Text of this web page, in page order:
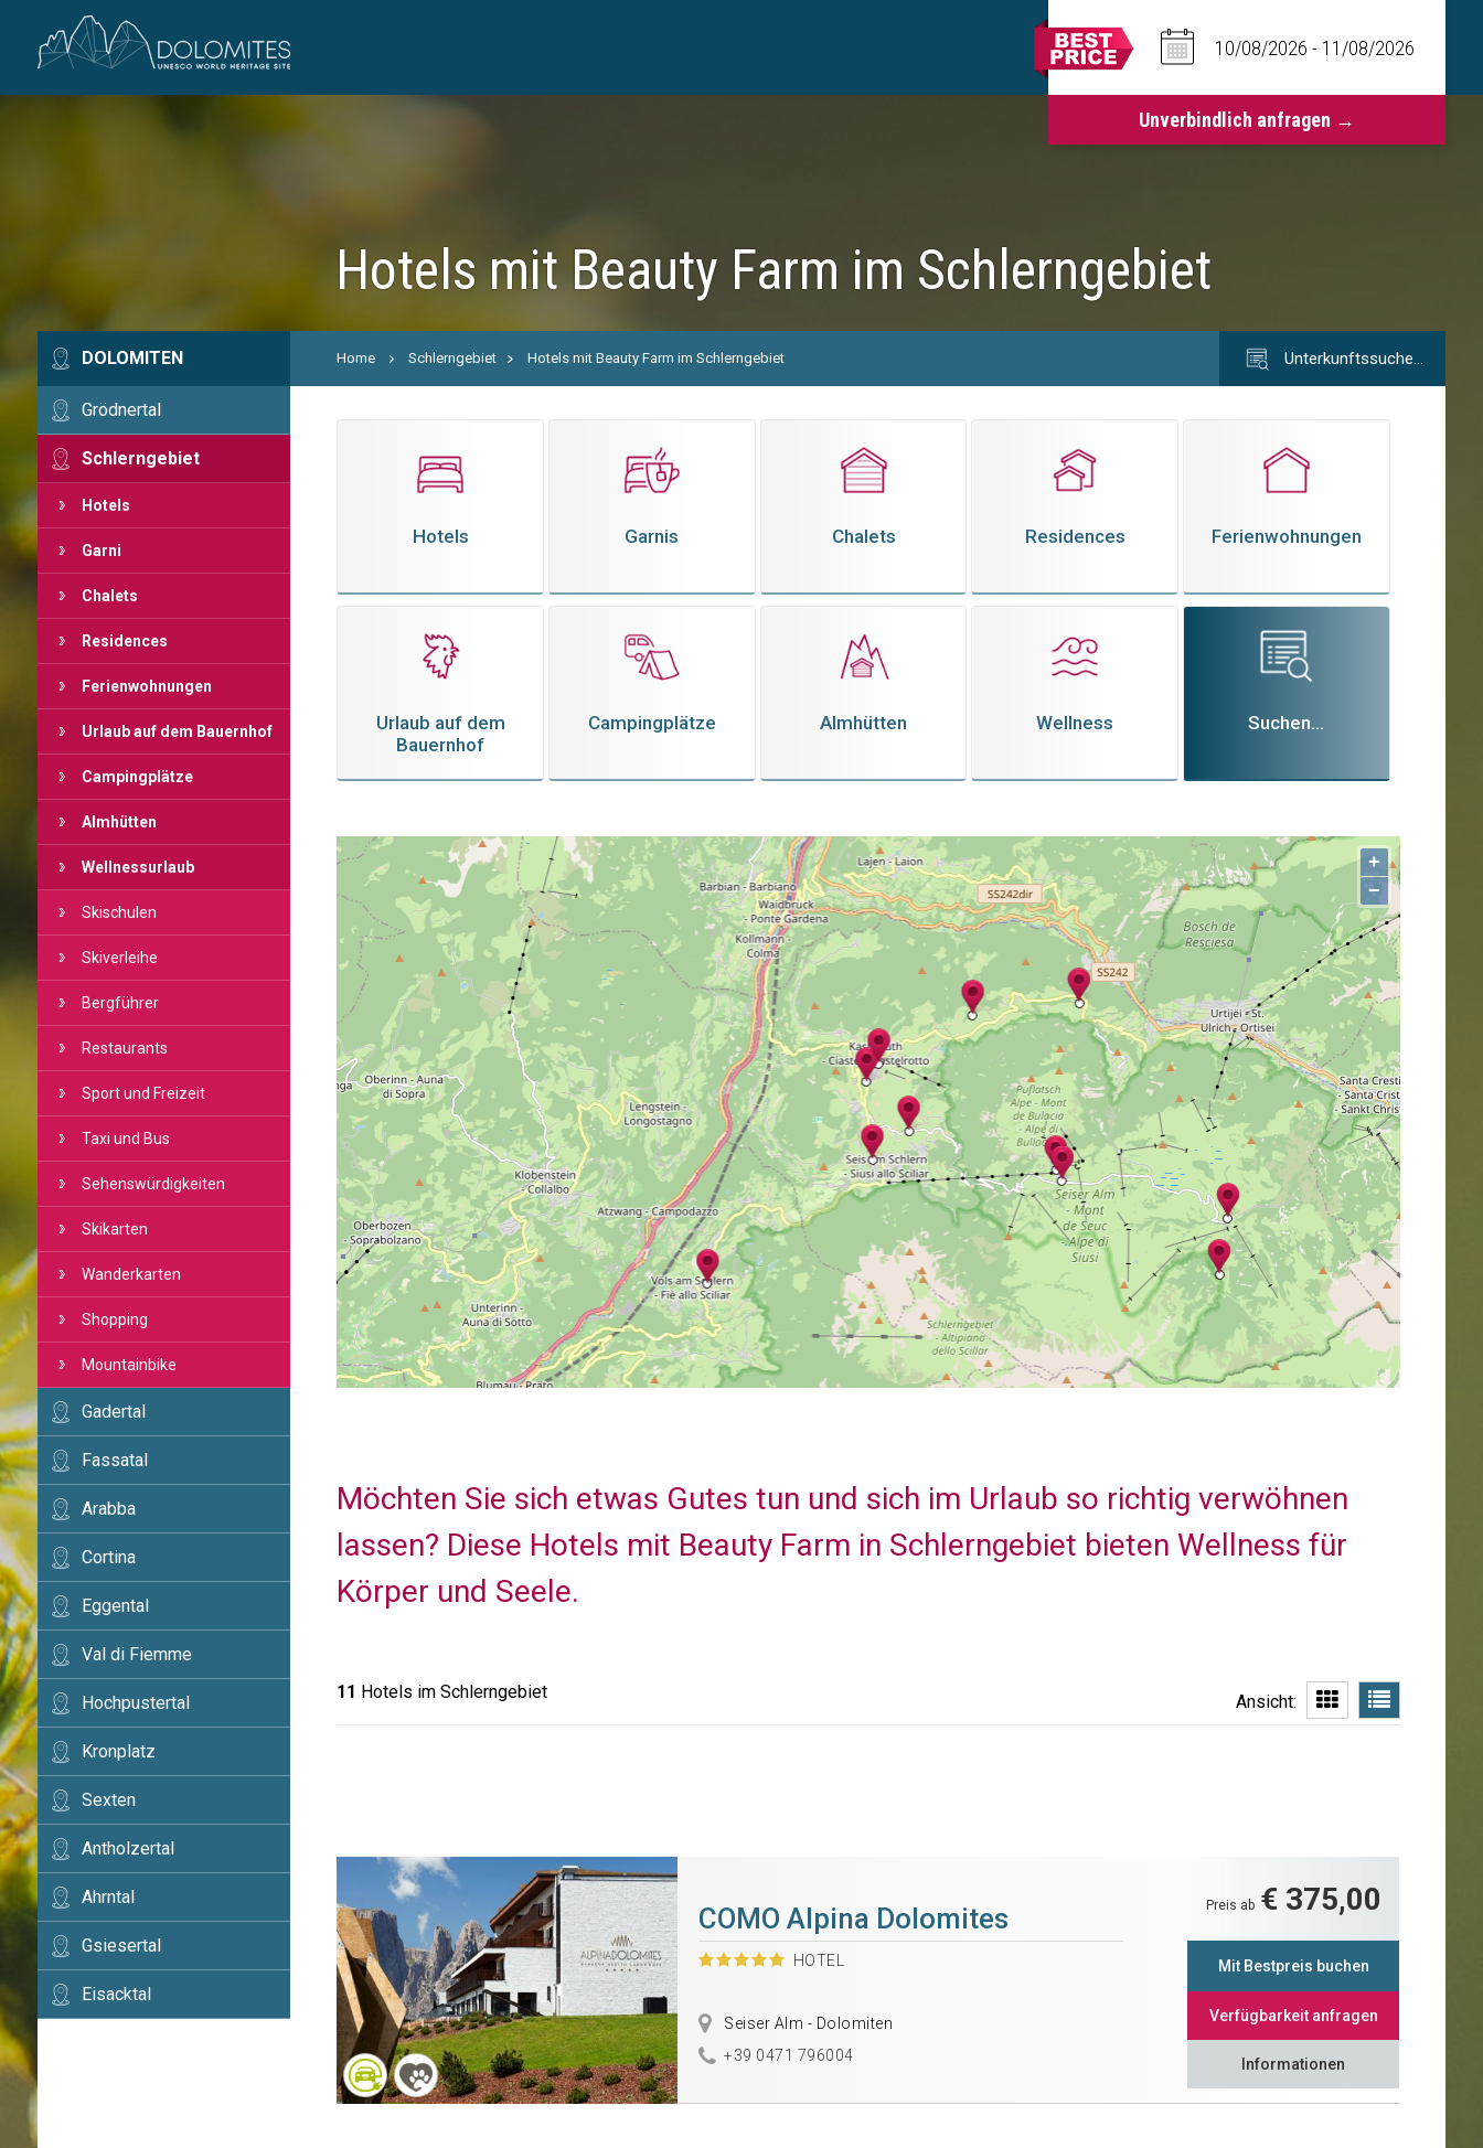
Hotels mit Beauty Farm im Schlerngebiet
DOLOMITEN
Grödnertal
Schlerngebiet
Hotels
Garni
Chalets
Residences
Ferienwohnungen
Urlaub auf dem Bauernhof
Campingplätze
Almhütten
Wellnessurlaub
Skischulen
Skiverleihe
Bergführer
Restaurants
Sport und Freizeit
Taxi und Bus
Sehenswürdigkeiten
Skikarten
Wanderkarten
Shopping
Mountainbike
Gadertal
Fassatal
Arabba
Cortina
Eggental
Val di Fiemme
Hochpustertal
Kronplatz
Sexten
Antholzertal
Ahrntal
Gsiesertal
Eisacktal
Home Schlerngebiet Hotels mit Beauty Farm im Schlerngebiet Unterkunftssuche…
Hotels Garnis Chalets Residences Ferienwohnungen
Urlaub auf dem
Bauernhof
Campingplätze Almhütten Wellness Suchen...
+
−
Möchten Sie sich etwas Gutes tun und sich im Urlaub so richtig verwöhnen
lassen? Diese Hotels mit Beauty Farm in Schlerngebiet bieten Wellness für
Körper und Seele.
11 Hotels im Schlerngebiet Ansicht:
COMO Alpina Dolomites
HOTEL
Seiser Alm - Dolomiten
+39 0471 796004
Preis ab € 375,00
Mit Bestpreis buchen
Verfügbarkeit anfragen
Informationen